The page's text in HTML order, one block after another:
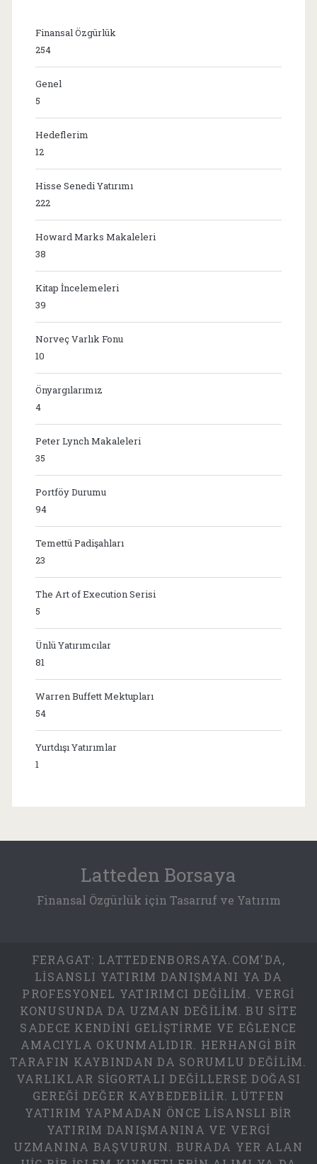
Finansal Özgürlük
254
Genel
5
Hedeflerim
12
Hisse Senedi Yatırımı
222
Howard Marks Makaleleri
38
Kitap İncelemeleri
39
Norveç Varlık Fonu
10
Önyargılarımız
4
Peter Lynch Makaleleri
35
Portföy Durumu
94
Temettü Padişahları
23
The Art of Execution Serisi
5
Ünlü Yatırımcılar
81
Warren Buffett Mektupları
54
Yurtdışı Yatırımlar
1
Latteden Borsaya
Finansal Özgürlük için Tasarruf ve Yatırım
FERAGAT: LATTEDENBORSAYA.COM'DA,
LISANSLI YATIRIM DANIŞMANI YA DA
PROFESYONEL YATIRIMCI DEĞILIM. VERGI
KONUSUNDA DA UZMAN DEĞILIM. BU SITE
SADECE KENDINI GELIŞTIRME VE EĞLENCE
AMACIYLA OKUNMALIDIR. HERHANGI BIR
TARAFIN KAYBINDAN DA SORUMLU DEĞILIM.
VARLIKLAR SIGORTALI DEĞILLERSE DOĞASI
GEREĞI DEĞER KAYBEDEBILIR. LÜTFEN
YATIRIM YAPMADAN ÖNCE LISANSLI BIR
YATIRIM DANIŞMANINA VE VERGI
UZMANINA BAŞVURUN. BURADA YER ALAN